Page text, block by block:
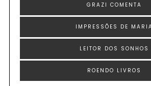
GRAZI COMENTA
IMPRESSÕES DE
LEITOR DOS SONHOS
ROENDO LIVROS